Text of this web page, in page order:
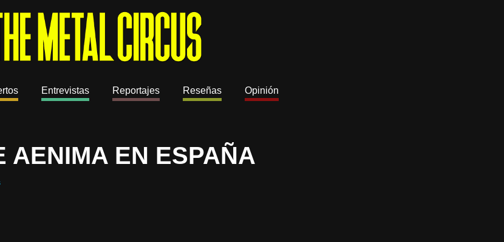
Entrevistas Reportajes Reseñas Opinión
AENIMA EN ESPAÑA